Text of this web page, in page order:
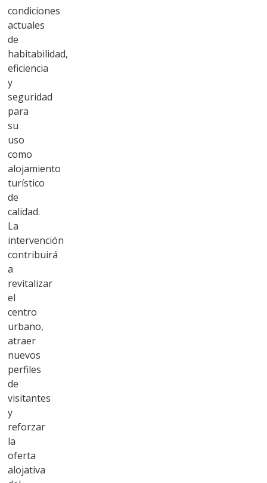
condiciones
actuales
de
habitabilidad,
eficiencia
y
seguridad
para
su
uso
como
alojamiento
turístico
de
calidad.
La
intervención
contribuirá
a
revitalizar
el
centro
urbano,
atraer
nuevos
perfiles
de
visitantes
y
reforzar
la
oferta
alojativa